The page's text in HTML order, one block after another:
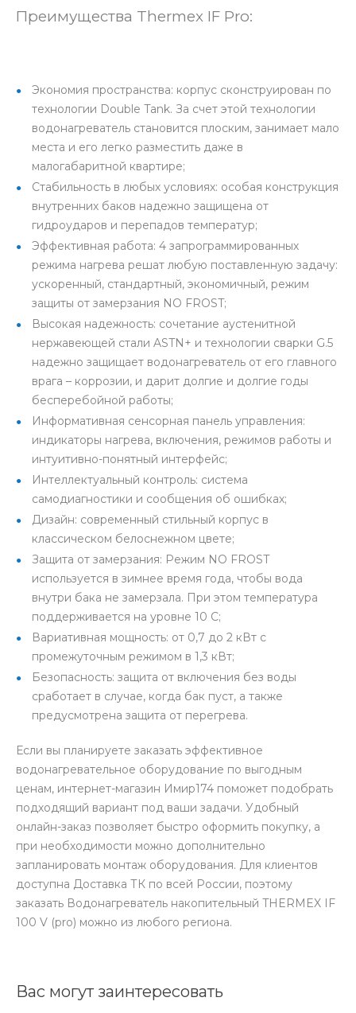
Преимущества Thermex IF Pro:
Экономия пространства: корпус сконструирован по
технологии Double Tank. За счет этой технологии
водонагреватель становится плоским, занимает мало
места и его легко разместить даже в
малогабаритной квартире;
Стабильность в любых условиях: особая конструкция
внутренних баков надежно защищена от
гидроударов и перепадов температур;
Эффективная работа: 4 запрограммированных
режима нагрева решат любую поставленную задачу:
ускоренный, стандартный, экономичный, режим
защиты от замерзания NO FROST;
Высокая надежность: сочетание аустенитной
нержавеющей стали ASTN+ и технологии сварки G.5
надежно защищает водонагреватель от его главного
врага – коррозии, и дарит долгие и долгие годы
бесперебойной работы;
Информативная сенсорная панель управления:
индикаторы нагрева, включения, режимов работы и
интуитивно-понятный интерфейс;
Интеллектуальный контроль: система
самодиагностики и сообщения об ошибках;
Дизайн: современный стильный корпус в
классическом белоснежном цвете;
Защита от замерзания: Режим NO FROST
используется в зимнее время года, чтобы вода
внутри бака не замерзала. При этом температура
поддерживается на уровне 10 С;
Вариативная мощность: от 0,7 до 2 кВт с
промежуточным режимом в 1,3 кВт;
Безопасность: защита от включения без воды
сработает в случае, когда бак пуст, а также
предусмотрена защита от перегрева.
Если вы планируете заказать эффективное
водонагревательное оборудование по выгодным
ценам, интернет-магазин Имир174 поможет подобрать
подходящий вариант под ваши задачи. Удобный
онлайн-заказ позволяет быстро оформить покупку, а
при необходимости можно дополнительно
запланировать монтаж оборудования. Для клиентов
доступна Доставка ТК по всей России, поэтому
заказать Водонагреватель накопительный THERMEX IF
100 V (pro) можно из любого региона.
Вас могут заинтересовать